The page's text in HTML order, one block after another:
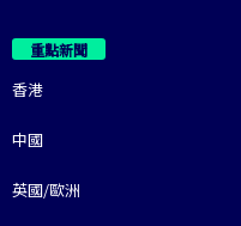
重點新聞
香港
中國
英國/歐洲